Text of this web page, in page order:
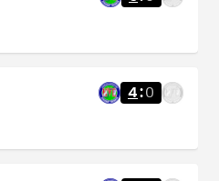
4:0